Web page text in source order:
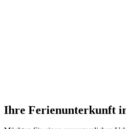
Ihre Ferienunterkunft